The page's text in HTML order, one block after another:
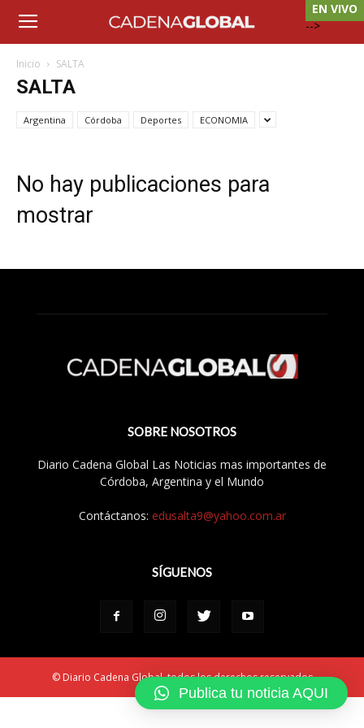
EN VIVO
-->
Inicio SALTA
SALTA
Argentina Córdoba Deportes ECONOMIA
No hay publicaciones para
mostrar
SOBRE NOSOTROS
Diario Cadena Global Las Noticias mas importantes de
Córdoba, Argentina y el Mundo
Contáctanos: edusalta9@yahoo.com.ar
SÍGUENOS
© Diario Cadena Global, todos los derechos reservados
Publica tu noticia AQUI